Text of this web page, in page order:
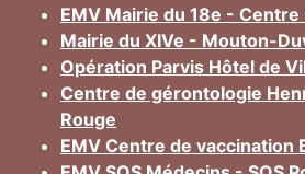
EMV Mairie du 18e - Centre
Mairie du XIVe - Mouton-
Opération Parvis Hôtel de
Centre de gérontologie
Rouge
EMV Centre de vaccination